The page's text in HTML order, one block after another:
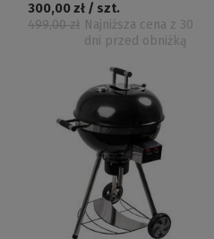
499,00 zł Najniższa cena z 30
dni przed obniżką
300,00 zł / szt.